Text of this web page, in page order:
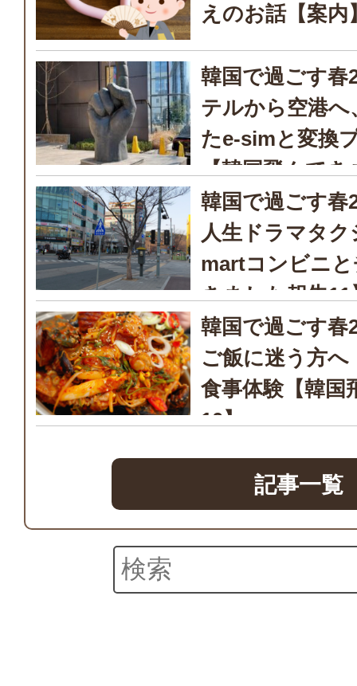
えのお話【案内
韓国で過ごす春
テルから空港へ
たe-simと変換
【韓国飛んでき
韓国で過ごす
人生ドラマタ
martコンビニ
きました報告11
韓国で過ごす
ご飯に迷う方
食事体験【韓国
10】
記事一覧